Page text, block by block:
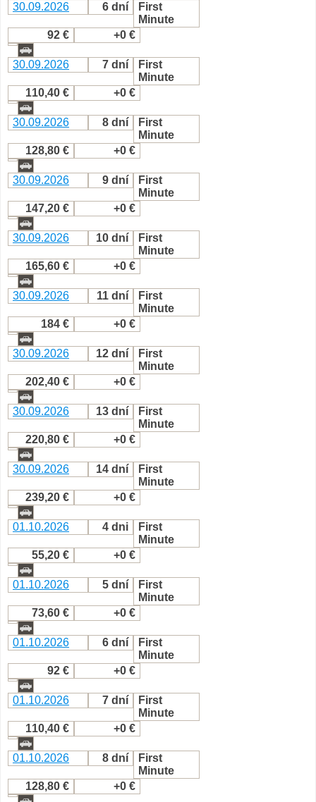
30.09.2026 6 dní
First
Minute
92 €
+0 €
30.09.2026 7 dní
First
Minute
110,40 €
+0 €
30.09.2026 8 dní
First
Minute
128,80 €
+0 €
30.09.2026 9 dní
First
Minute
147,20 €
+0 €
30.09.2026 10 dní
First
Minute
165,60 €
+0 €
30.09.2026 11 dní
First
Minute
184 €
+0 €
30.09.2026 12 dní
First
Minute
202,40 €
+0 €
30.09.2026 13 dní
First
Minute
220,80 €
+0 €
30.09.2026 14 dní
First
Minute
239,20 €
+0 €
01.10.2026 4 dni
First
Minute
55,20 €
+0 €
01.10.2026 5 dní
First
Minute
73,60 €
+0 €
01.10.2026 6 dní
First
Minute
92 €
+0 €
01.10.2026 7 dní
First
Minute
110,40 €
+0 €
01.10.2026 8 dní
First
Minute
128,80 €
+0 €